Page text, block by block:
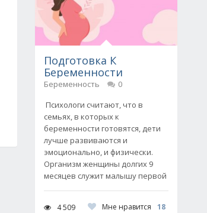
Подготовка К
Беременности
Беременность
0
Психологи считают, что в
семьях, в которых к
беременности готовятся, дети
лучше развиваются и
эмоционально, и физически.
Организм женщины долгих 9
месяцев служит малышу первой
4 509 Мне нравится
18